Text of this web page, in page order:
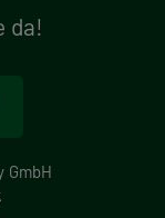
da!
GmbH